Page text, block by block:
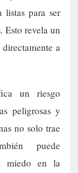
listas para ser
Esto revela un
a
un riesgo
peligrosas y
no solo trae
puede
miedo en la